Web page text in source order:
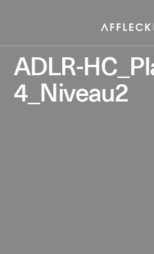
ADLR-
4_Niveau2